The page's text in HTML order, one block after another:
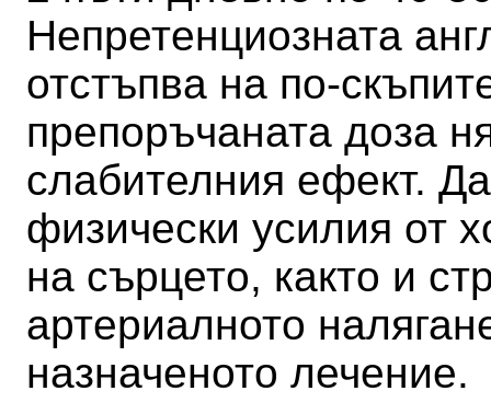
Непретенциозната
отстъпва на по-
препоръчаната доза
слабителния ефект.
физически усилия от
на сърцето, както и
артериалното
назначеното лечение.